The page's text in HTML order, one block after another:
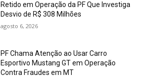
Retido em Operação da PF Que Investiga
Desvio de R$ 308 Milhões
agosto 6, 2026
PF Chama Atenção ao Usar Carro
Esportivo Mustang GT em Operação
Contra Fraudes em MT